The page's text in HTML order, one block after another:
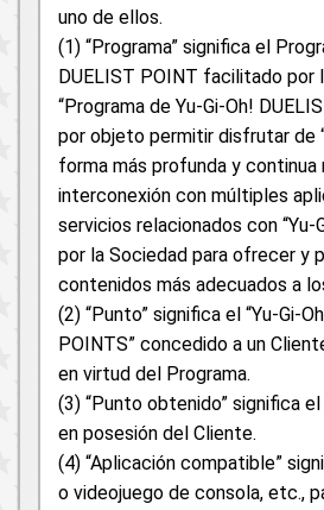
uno de ellos.
(1) “Programa” significa el
DUELIST POINT facilitado por
“Programa de Yu-Gi-Oh!
por objeto permitir disfrutar de
forma más profunda y continua
interconexión con múltiples
servicios relacionados con “Yu-
por la Sociedad para ofrecer y
contenidos más adecuados a
(2) “Punto” significa el “Yu-Gi-
POINTS” concedido a un
en virtud del Programa.
(3) “Punto obtenido” significa
en posesión del Cliente.
(4) “Aplicación compatible”
o videojuego de consola, etc.,